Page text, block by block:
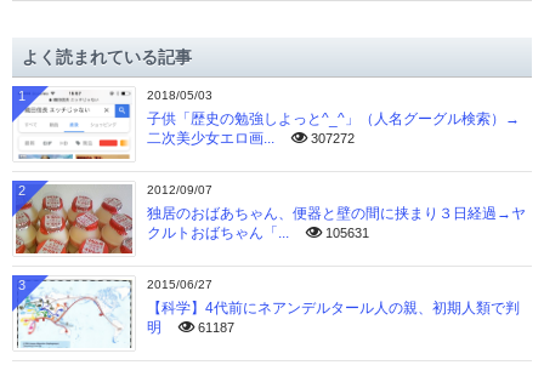
ブよく読まれている記事
2018/05/03
子供「歴史の勉強しよっと^_^」（人名グーグル検索）→
二次美少女エロ画...
307272
1
2012/09/07
独居のおばあちゃん、便器と壁の間に挟まり３日経過→ヤ
クルトおばちゃん「...
105631
2
2015/06/27
【科学】4代前にネアンデルタール人の親、初期人類で判
明
61187
3